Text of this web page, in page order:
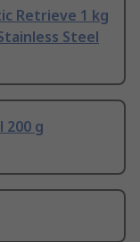
Retrieve 1 kg
Steel
200 g